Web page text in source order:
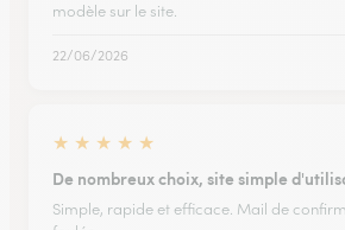
modèle sur le site.
22/06/2026
★ ★ ★ ★ ★
De nombreux choix, site simple
Simple, rapide et efficace. Mail de